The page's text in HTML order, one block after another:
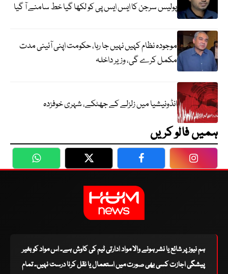
پولیس سرجن کا ایس ایس پی کو لکھا گیا خط سامنے آ گیا
موجودہ نظام کہیں نہیں جا رہا، حکومت اپنی آئینی مدت
مکمل کرے گی، وزیر داخلہ
انڈونیشیا میں زلزلے کے جھٹکے، شہری خوفزدہ
ہمیں فالو کریں
WhatsApp Twitter Facebook
ہم نیوز پر شائع یا نشر ہونے والا مواد ادارتی ٹیم کی کاوش ہے۔ اس مواد کو بغیر
پیشگی اجازت کسی بھی صورت میں استعمال یا نقل کرنا درست نہیں۔ تمام